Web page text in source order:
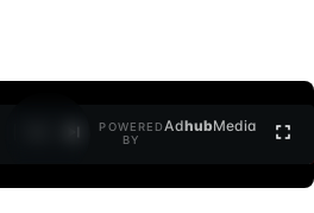
POWERED
BY
AdhubMedia